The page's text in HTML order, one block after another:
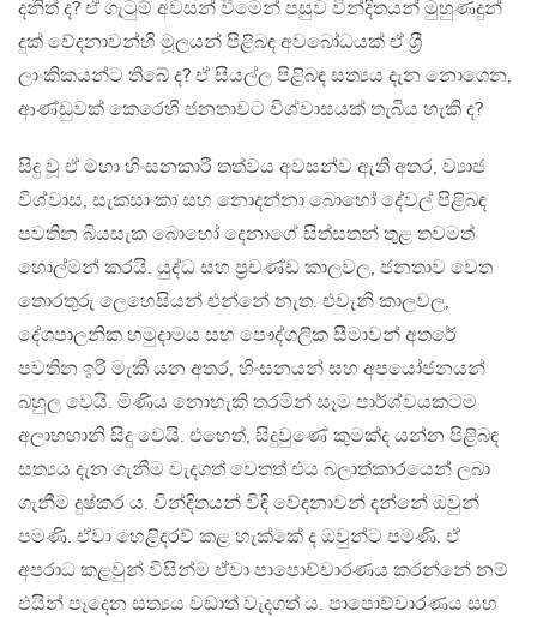
දනිත් ද? ඒ ගැටුම් අවසන් වීමෙන් පසුව වින්දිතයන් මුහුණදුන්
දුක් වේදනාවන්හි මූලයන් පිළිබඳ අවබෝධයක් ඒ ශ‍්‍රී
ලාංකිකයන්ට තිබේ ද? ඒ සියල්ල පිළිබඳ සත්‍යය දැන නොගෙන,
ආණ්ඩුවක් කෙරෙහි ජනතාවට විශ්වාසයක් තැබිය හැකි ද?
සිදු වූ ඒ මහා හිංසනකාරී තත්වය අවසන්ව ඇති අතර, ව්‍යාජ
විශ්වාස, සැකසාංකා සහ නොදන්නා බොහෝ දේවල් පිළිබඳ
පවතින බියසැක බොහෝ දෙනාගේ සිත්සතන් තුළ තවමත්
හොල්මන් කරයි. යුද්ධ සහ ප‍්‍රචණ්ඩ කාලවල, ජනතාව වෙත
තොරතුරු ලෙහෙසියන් එන්නේ නැත. එවැනි කාලවල,
දේශපාලනික හමුදාමය සහ පෞද්ගලික සීමාවන් අතරේ
පවතින ඉරි මැකී යන අතර, හිංසනයන් සහ අපයෝජනයන්
බහුල වෙයි. මිණිය නොහැකි තරමින් සෑම පාර්ශ්වයකටම
අලාභහානි සිදු වෙයි. එහෙත්, සිදුවුණේ කුමක්ද යන්න පිළිබඳ
සත්‍යය දැන ගැනීම වැදගත් වෙතත් එය බලාත්කාරයෙන් ලබා
ගැනීම දුෂ්කර ය. වින්දිතයන් විඳි වේදනාවන් දන්නේ ඔවුන්
පමණි. ඒවා හෙළිදරව් කළ හැක්කේ ද ඔවුන්ට පමණි. ඒ
අපරාධ කළවුන් විසින්ම ඒවා පාපොච්චාරණය කරන්නේ නම්
එයින් පෑදෙන සත්‍යය වඩාත් වැදගත් ය. පාපොච්චාරණය සහ